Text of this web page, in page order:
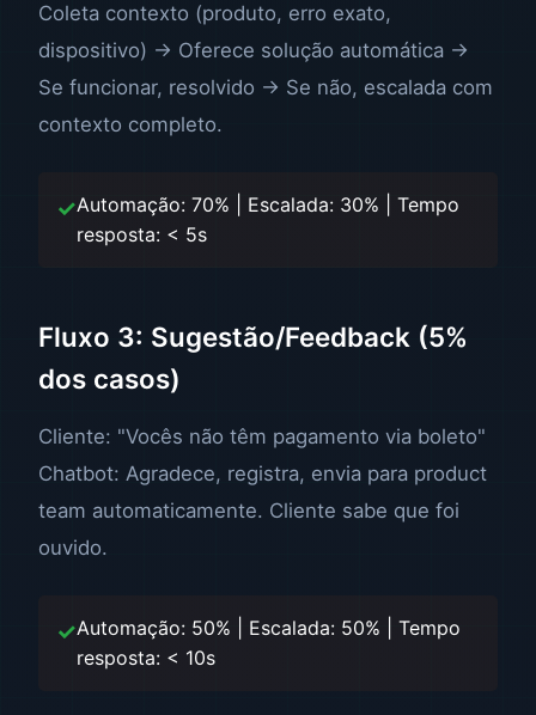
Coleta contexto (produto, erro exato,
dispositivo) → Oferece solução automática →
Se funcionar, resolvido → Se não, escalada com
contexto completo.
Automação: 70% | Escalada: 30% | Tempo
resposta: < 5s
Fluxo 3: Sugestão/Feedback (5%
dos casos)
Cliente: "Vocês não têm pagamento via boleto"
Chatbot: Agradece, registra, envia para product
team automaticamente. Cliente sabe que foi
ouvido.
Automação: 50% | Escalada: 50% | Tempo
resposta: < 10s